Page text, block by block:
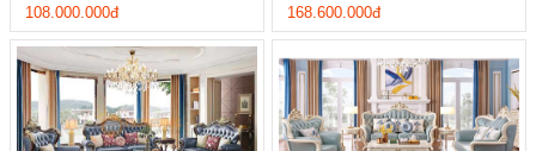
108.000.000đ 168.600.000đ